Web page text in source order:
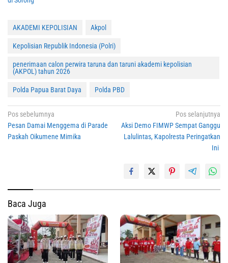
AKADEMI KEPOLISIAN Akpol
Kepolisian Republik Indonesia (Polri)
penerimaan calon perwira taruna dan taruni akademi kepolisian
(AKPOL) tahun 2026
Polda Papua Barat Daya Polda PBD
Navigasi
pos
Pos sebelumnya
Pesan Damai Menggema di Parade
Paskah Oikumene Mimika
Pos selanjutnya
Aksi Demo FIMWP Sempat Ganggu
Lalulintas, Kapolresta Peringatkan
Ini ‎
Baca Juga